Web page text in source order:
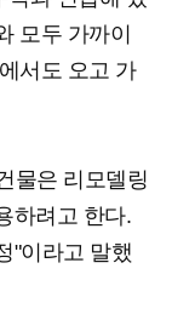
모두 가까이
서도 오고 가
물은 리모델링
하려고 한다.
"이라고 말했